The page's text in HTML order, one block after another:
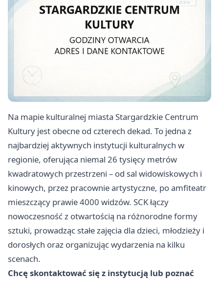
Na mapie kulturalnej miasta Stargardzkie Centrum
Kultury jest obecne od czterech dekad. To jedna z
najbardziej aktywnych instytucji kulturalnych w
regionie, oferująca niemal 26 tysięcy metrów
kwadratowych przestrzeni – od sal widowiskowych i
kinowych, przez pracownie artystyczne, po amfiteatr
mieszczący prawie 4000 widzów. SCK łączy
nowoczesność z otwartością na różnorodne formy
sztuki, prowadząc stałe zajęcia dla dzieci, młodzieży i
dorosłych oraz organizując wydarzenia na kilku
scenach.
Chcę skontaktować się z instytucją lub poznać